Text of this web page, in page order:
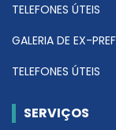
TELEFONES ÚTEIS
GALERIA DE EX-
TELEFONES ÚTEIS
SERVIÇOS